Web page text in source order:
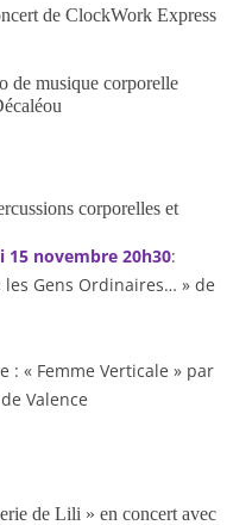
de ClockWork Express
de musique corporelle
corporelles et
15 novembre 20h30:
Gens Ordinaires… » de
: « Femme Verticale » par
Valence
de Lili » en concert avec